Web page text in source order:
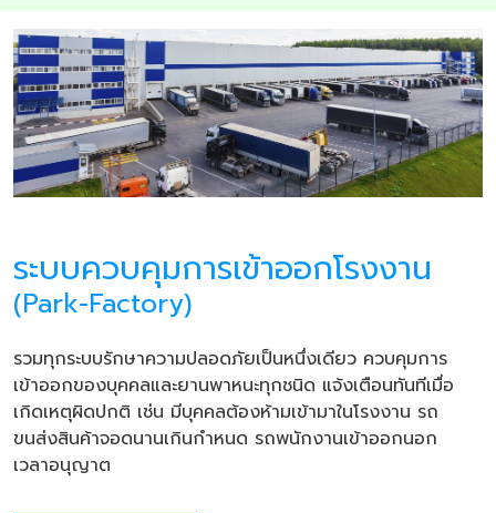
ระบบควบคุมการเข้าออกโรงงาน
(Park-Factory)
รวมทุกระบบรักษาความปลอดภัยเป็นหนึ่งเดียว ควบคุมการ
เข้าออกของบุคคลและยานพาหนะทุกชนิด แจ้งเตือนทันทีเมื่อ
เกิดเหตุผิดปกติ เช่น มีบุคคลต้องห้ามเข้ามาในโรงงาน รถ
ขนส่งสินค้าจอดนานเกินกำหนด รถพนักงานเข้าออกนอก
เวลาอนุญาต